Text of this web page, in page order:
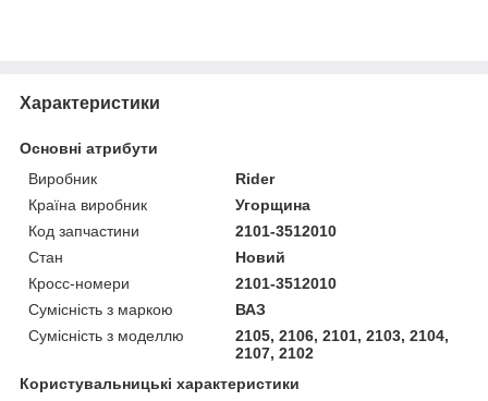
Характеристики
Основні атрибути
Виробник
Rider
Країна виробник
Угорщина
Код запчастини
2101-3512010
Стан
Новий
Кросс-номери
2101-3512010
Сумісність з маркою
ВАЗ
Сумісність з моделлю
2105, 2106, 2101, 2103, 2104,
2107, 2102
Користувальницькі характеристики